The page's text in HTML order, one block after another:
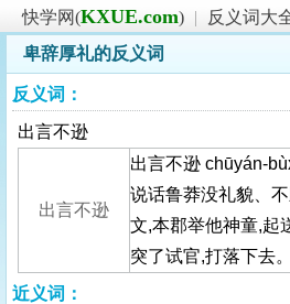
快学网(KXUE.com) |
反义词大
卑辞厚礼的反义词
反义词：
出言不逊
出言不逊
出言不逊 chūyán-
说话鲁莽没礼貌、
文,本郡举他神童,起
突了试官,打落下去
近义词：